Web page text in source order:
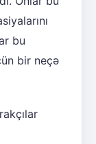
bu
bir neçə